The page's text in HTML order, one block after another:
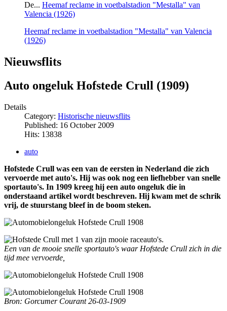
De... Heemaf reclame in voetbalstadion "Mestalla" van
Valencia (1926)
Heemaf reclame in voetbalstadion "Mestalla" van Valencia
(1926)
Nieuwsflits
Auto ongeluk Hofstede Crull (1909)
Details
Category: Historische nieuwsflits
Published: 16 October 2009
Hits: 13838
auto
Hofstede Crull was een van de eersten in Nederland die zich
vervoerde met auto's. Hij was ook nog een liefhebber van snelle
sportauto's. In 1909 kreeg hij een auto ongeluk die in
onderstaand artikel wordt beschreven. Hij kwam met de schrik
vrij, de stuurstang bleef in de boom steken.
Een van de mooie snelle sportauto's waar Hofstede Crull zich in die
tijd mee vervoerde,
Bron: Gorcumer Courant 26-03-1909